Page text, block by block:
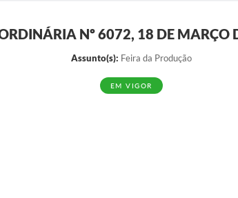
Nº 6072, 18 DE MARÇO
Assunto(s): Feira da Produção
EM VIGOR